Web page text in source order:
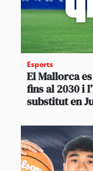
Esports
El Mallorca
fins al 2030 i
substitut en